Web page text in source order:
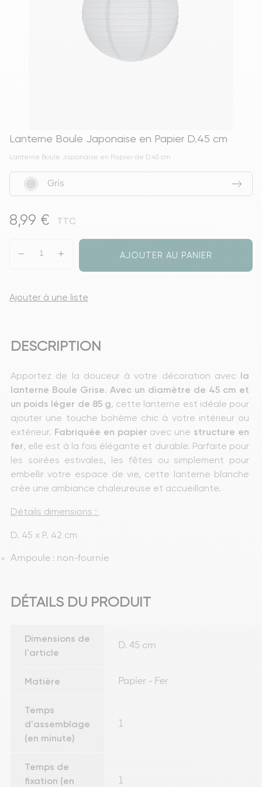
Lanterne Boule Japonaise en Papier D.45 cm
Lanterne Boule Japonaise en Papier de D.45 cm
Gris
8,99 € TTC
AJOUTER AU PANIER
Ajouter à une liste
DESCRIPTION
Apportez de la douceur à votre décoration avec la
lanterne Boule Grise. Avec un diamètre de 45 cm et
un poids léger de 85 g, cette lanterne est idéale pour
ajouter une touche bohème chic à votre intérieur ou
extérieur. Fabriquée en papier avec une structure en
fer, elle est à la fois élégante et durable. Parfaite pour
les soirées estivales, les fêtes ou simplement pour
embellir votre espace de vie, cette lanterne blanche
crée une ambiance chaleureuse et accueillante.
Détails dimensions :
D. 45 x P. 42 cm
Ampoule : non-fournie
DÉTAILS DU PRODUIT
Dimensions de
l'article
D. 45 cm
Matière Papier - Fer
Temps
d'assemblage
(en minute)
1
Temps de
fixation (en
1